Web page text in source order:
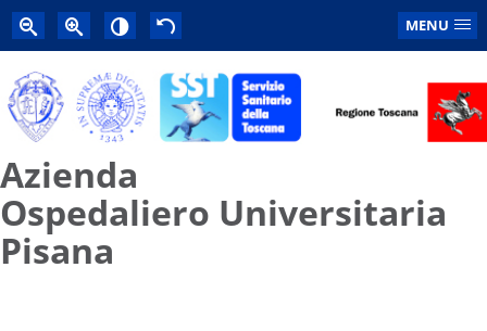
MENU
Azienda
Ospedaliero Universitaria
Pisana